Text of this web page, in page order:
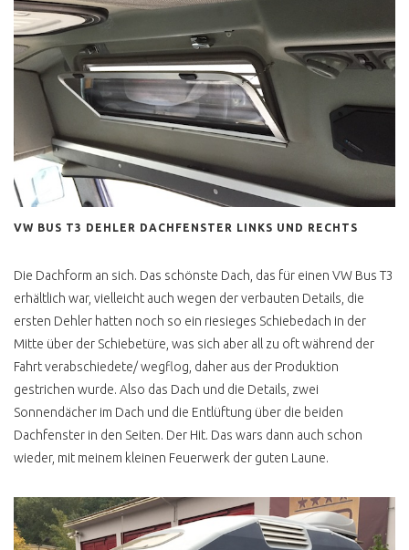
VW BUS T3 DEHLER DACHFENSTER LINKS UND RECHTS
Die Dachform an sich. Das schönste Dach, das für einen VW Bus T3
erhältlich war, vielleicht auch wegen der verbauten Details, die
ersten Dehler hatten noch so ein riesieges Schiebedach in der
Mitte über der Schiebetüre, was sich aber all zu oft während der
Fahrt verabschiedete/ wegflog, daher aus der Produktion
gestrichen wurde. Also das Dach und die Details, zwei
Sonnendächer im Dach und die Entlüftung über die beiden
Dachfenster in den Seiten. Der Hit. Das wars dann auch schon
wieder, mit meinem kleinen Feuerwerk der guten Laune.